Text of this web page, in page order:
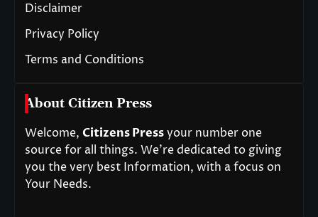
Disclaimer
Privacy Policy
Terms and Conditions
About Citizen Press
Welcome, Citizens Pressyour number one
source for all things. We’re dedicated to giving
you the very best Information, with a focus on
Your Needs.